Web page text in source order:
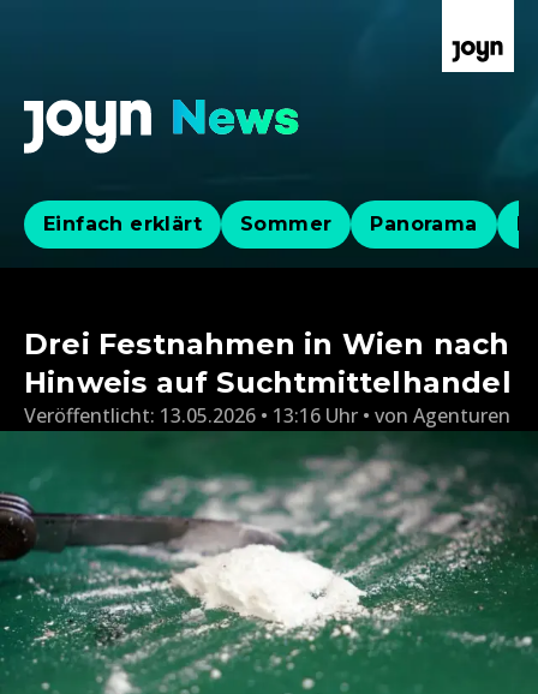
Einfach erklärt Sommer Panorama
Drei Festnahmen in Wien nach
Hinweis auf Suchtmittelhandel
Veröffentlicht: 13.05.2026 • 13:16 Uhr von Agenturen